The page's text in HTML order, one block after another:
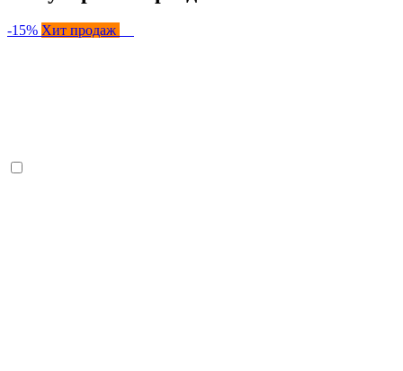
-15% Хит продаж